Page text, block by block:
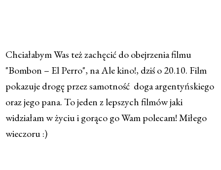
Chciałabym Was też zachęcić do obejrzenia filmu
"Bombon – El Perro", na Ale kino!, dziś o 20.10. Film
pokazuje drogę przez samotność doga argentyńskiego
oraz jego pana. To jeden z lepszych filmów jaki
widziałam w życiu i gorąco go Wam polecam! Miłego
wieczoru :)